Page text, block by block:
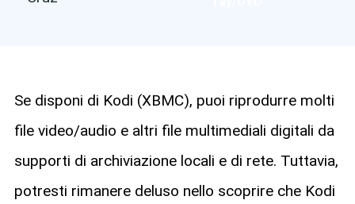
Copia Blu-ray
Se disponi di Kodi (XBMC), puoi riprodurre molti
file video/audio e altri file multimediali digitali da
supporti di archiviazione locali e di rete. Tuttavia,
potresti rimanere deluso nello scoprire che Kodi